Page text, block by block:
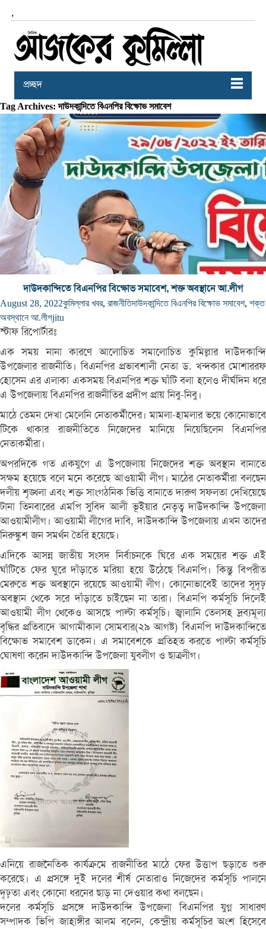
,
প্রচ্ছদ
Tag Archives: দাউদকান্দিতে বিএনপির বিক্ষোভ সমাবেশ
দাউদকান্দিতে বিএনপির বিক্ষোভ সমাবেশ, শক্ত অবস্থানে আ.লীগ
August 28, 2022কুমিল্লার খবর, রাজনীতিদাউদকান্দিতে বিএনপির বিক্ষোভ সমাবেশ, শক্ত
অবস্থানে আ.লীগjitu
স্টাফ রিপোর্টারঃ
এক সময় নানা কারণে আলোচিত সমালোচিত কুমিল্লার দাউদকান্দি
উপজেলার রাজনীতি। বিএনপির প্রভাবশালী নেতা ড. খন্দকার মোশাররফ
হোসেন এর এলাকা একসময় বিএনপির শক্ত ঘাঁটি বলা হলেও দীর্ঘদিন ধরে
এ উপজেলায় বিএনপির রাজনীতির প্রদীপ প্রায় নিবু-নিবু।
মাঠে তেমন দেখা মেলেনি নেতাকর্মীদের। মামলা-হামলার ভয়ে কোনোভাবে
টিকে থাকার রাজনীতিতে নিজেদের মানিয়ে নিয়েছিলেন বিএনপির
নেতাকর্মীরা।
অপরদিকে গত একযুগে এ উপজেলায় নিজেদের শক্ত অবস্থান বানাতে
সক্ষম হয়েছে বলে মনে করেছে আওয়ামী লীগ। মাঠের নেতাকর্মীরা বলছেন
দলীয় শৃঙ্খলা এবং শক্ত সাংগঠনিক ভিত্তি বানাতে দারুণ সফলতা দেখিয়েছে
টানা তিনবারের এমপি সুবিদ আলী ভূইয়ার নেতৃত্ব দাউদকান্দি উপজেলা
আওয়ামীলীগ। আওয়ামী লীগের দাবি, দাউদকান্দি উপজেলায় এখন তাদের
নিরুঙ্কুশ জন সমর্থন তৈরি হয়েছে।
এদিকে আসন্ন জাতীয় সংসদ নির্বাচনকে ঘিরে এক সময়ের শক্ত এই
ঘাঁটিতে ফের ঘুরে দাঁড়াতে মরিয়া হয়ে উঠেছে বিএনপি। কিন্তু বিপরীত
মেরুতে শক্ত অবস্থানে রয়েছে আওয়ামী লীগ। কোনোভাবেই তাদের সূদৃঢ়
অবস্থান থেকে সরে দাঁড়াতে চাইছেন না তারা। বিএনপি কর্মসূচি দিলেই
আওয়ামী লীগ থেকেও আসছে পাল্টা কর্মসূচি। জ্বালানি তেলসহ দ্রব্যমূল্য
বৃদ্ধির প্রতিবাদে আগামীকাল সোমবার(২৯ আগষ্ট) বিএনপি দাউদকান্দিতে
বিক্ষোভ সমাবেশ ডাকেন। এ সমাবেশকে প্রতিহত করতে পাল্টা কর্মসূচি
ঘোষণা করেন দাউদকান্দি উপজেলা যুবলীগ ও ছাত্রলীগ।
এনিয়ে রাজনৈতিক কার্যক্রমে রাজনীতির মাঠে ফের উত্তাপ ছড়াতে শুরু
করেছে। এ প্রসঙ্গে দুই দলের শীর্ষ নেতারাও নিজেদের কর্মসূচি পালনে
দৃঢ়তা এবং কোনো ধরনের ছাড় না দেওয়ার কথা বলছেন।
দলের কর্মসূচি প্রসঙ্গে দাউদকান্দি উপজেলা বিএনপির যুগ্ন সাধারণ
সম্পাদক ভিপি জাহাঙ্গীর আলম বলেন, কেন্দ্রীয় কর্মসূচির অংশ হিসেবে